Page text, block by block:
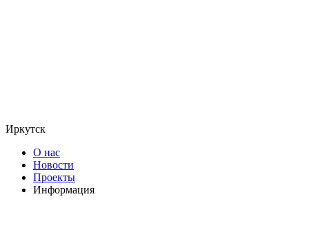
Иркутск
О нас
Новости
Проекты
Информация